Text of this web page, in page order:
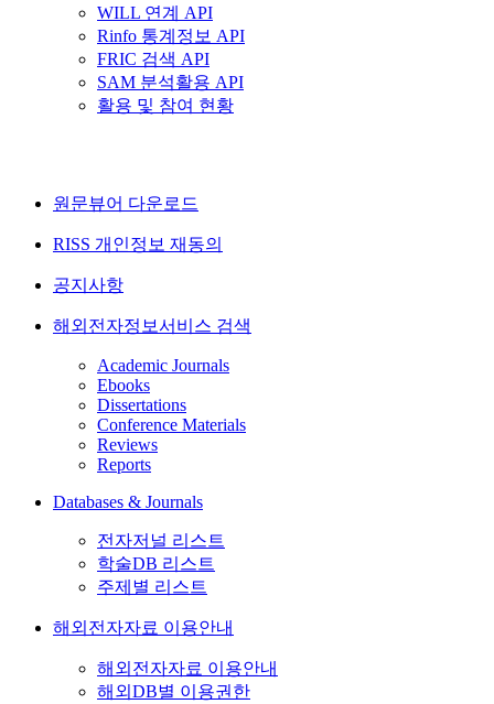
WILL 연계 API
Rinfo 통계정보 API
FRIC 검색 API
SAM 분석활용 API
활용 및 참여 현황
원문뷰어 다운로드
RISS 개인정보 재동의
공지사항
해외전자정보서비스 검색
Academic Journals
Ebooks
Dissertations
Conference Materials
Reviews
Reports
Databases & Journals
전자저널 리스트
학술DB 리스트
주제별 리스트
해외전자자료 이용안내
해외전자자료 이용안내
해외DB별 이용권한